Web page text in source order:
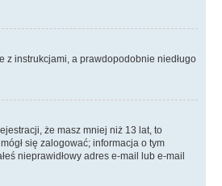
z instrukcjami, a prawdopodobnie niedługo
że masz mniej niż 13 lat, to
się zalogować; informacja o tym
nieprawidłowy adres e-mail lub e-mail